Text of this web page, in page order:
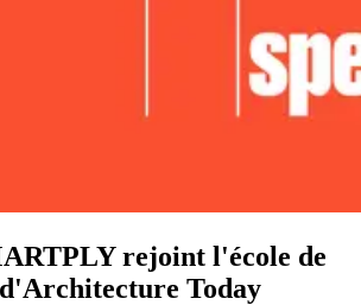
rejoint l'école de
Today